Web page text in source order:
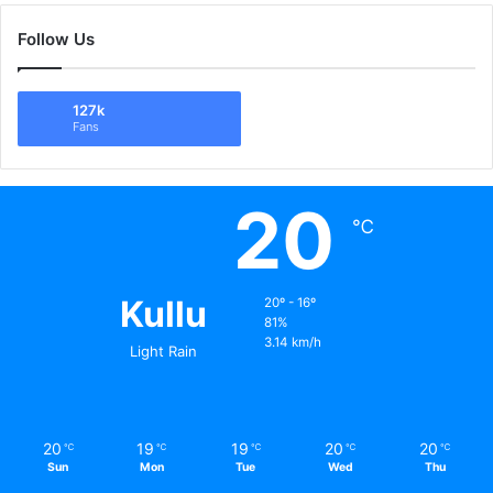
Follow Us
127k
Fans
Kullu
Light Rain
20 ℃
20º - 16º
81%
3.14 km/h
20 ℃
Sun
19 ℃
Mon
19 ℃
Tue
20 ℃
Wed
20 ℃
Thu